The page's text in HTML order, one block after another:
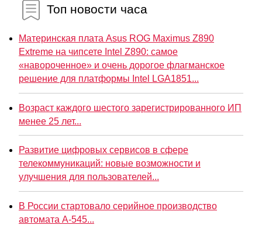
Топ новости часа
Материнская плата Asus ROG Maximus Z890
Extreme на чипсете Intel Z890: самое
«навороченное» и очень дорогое флагманское
решение для платформы Intel LGA1851...
Возраст каждого шестого зарегистрированного ИП
менее 25 лет...
Развитие цифровых сервисов в сфере
телекоммуникаций: новые возможности и
улучшения для пользователей...
В России стартовало серийное производство
автомата А-545...